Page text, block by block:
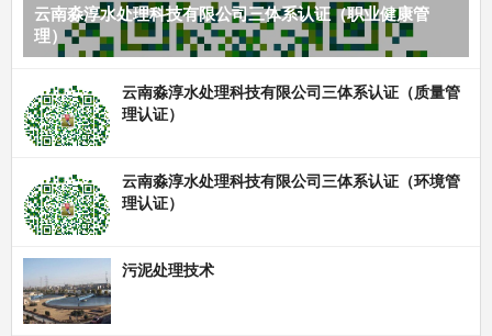
云南淼淳水处理科技有限公司三体系认证（职业健康管
理）
云南淼淳水处理科技有限公司三体系认证（质量管
理认证）
云南淼淳水处理科技有限公司三体系认证（环境管
理认证）
污泥处理技术